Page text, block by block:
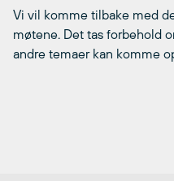
Vi vil komme tilbake med
møtene. Det tas forbehold
andre temaer kan komme